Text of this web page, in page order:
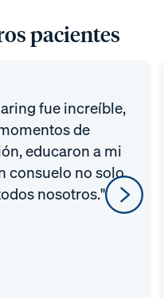
pacientes
fue increíble,
de
educaron a mi
consuelo no solo
nosotros."